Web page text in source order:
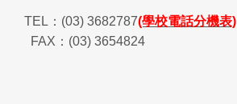
TEL ： (03) 3682787(學校電話分機表)
FAX ： (03) 3654824